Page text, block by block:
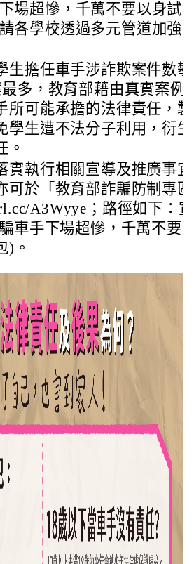
場超慘，千萬不要以身試
各學校透過多元管道加強
生擔任車手涉詐欺案件數
多，教育部藉由真實案例
所可能承擔的法律責任，
學生遭不法分子利用，衍
。
實執行相關宣導及推廣事
可於「教育部詐騙防制專
A3Wyye；路徑如下：
車手下場超慘，千萬不要
)。